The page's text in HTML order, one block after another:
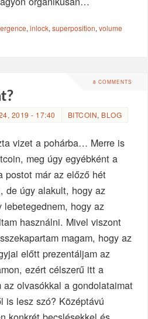
,inlock,superposition,volume
8 COMMENTS
2019 - 17:40 BITCOIN, BLOG
vizet a pohárba… Merre is
meg úgy egyébként a
postot már az előző hét
de úgy alakult, hogy az
hogy az
használni. Mivel viszont
magam, hogy az
előtt prezentáljam az
ezért célszerű itt a
olvasókkal a gondolataimat
is lesz szó? Középtávú